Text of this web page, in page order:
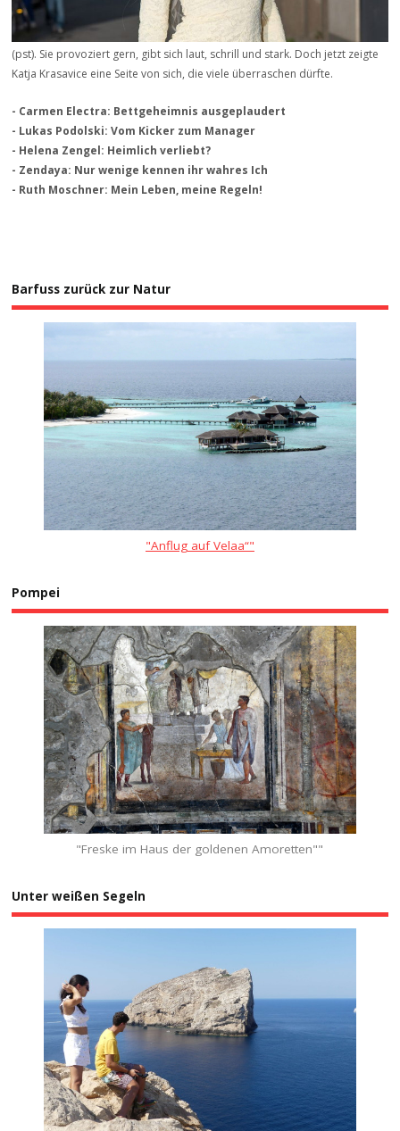
(pst). Sie provoziert gern, gibt sich laut, schrill und stark. Doch jetzt zeigte
Katja Krasavice eine Seite von sich, die viele überraschen dürfte.
- Carmen Electra: Bettgeheimnis ausgeplaudert
- Lukas Podolski: Vom Kicker zum Manager
- Helena Zengel: Heimlich verliebt?
- Zendaya: Nur wenige kennen ihr wahres Ich
- Ruth Moschner: Mein Leben, meine Regeln!
Barfuss zurück zur Natur
"Anflug auf Velaa“"
Pompei
"Freske im Haus der goldenen Amoretten""
Unter weißen Segeln